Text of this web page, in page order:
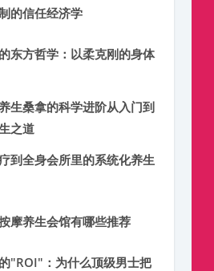
的信任经济学
东方哲学：以柔克刚的身体
生桑拿的科学进阶从入门到
之道
到全身会所里的系统化养生
摩养生会馆有哪些推荐
"ROI"：为什么顶级男士把